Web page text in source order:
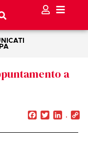
a
Facebook
Twitter